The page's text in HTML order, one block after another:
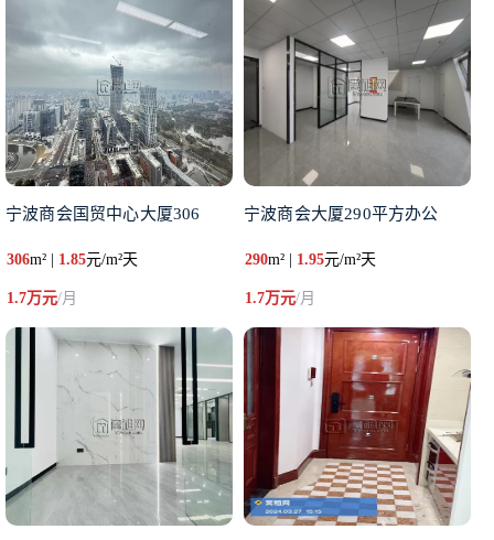
宁波商会国贸中心大厦306
306m² | 1.85元/m²天
1.7万元/月
宁波商会大厦290平方办公
290m² | 1.95元/m²天
1.7万元/月